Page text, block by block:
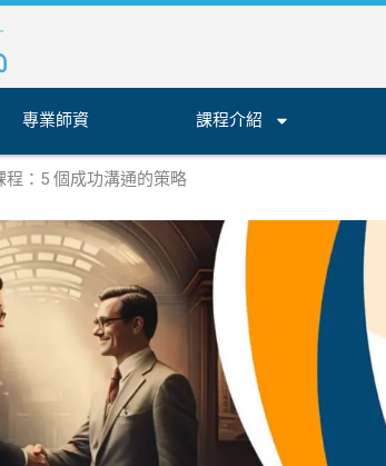
專業師資 課程介紹
：5 個成功溝通的策略